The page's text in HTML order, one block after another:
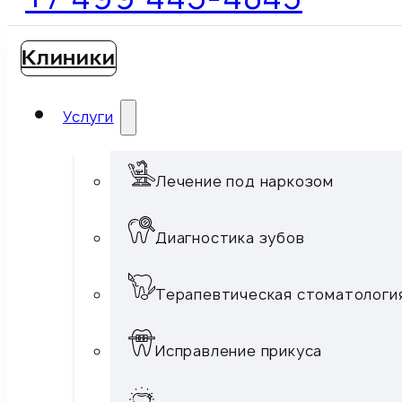
Клиники
Услуги
Лечение под наркозом
Диагностика зубов
Терапевтическая
Исправление прикуса